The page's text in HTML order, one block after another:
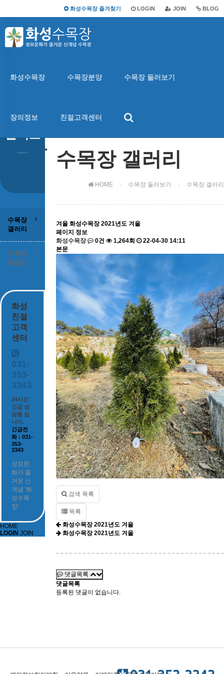
BLOG
JOIN
LOGIN
화성수목장 즐겨찾기
화성수목장 수목장분양 수목장 둘러보기
장의정보 친절고객센터
수목장 갤러리
HOME 수목장 둘러보기 수목장 갤러리
겨울 화성수목장 2021년도 겨울
페이지 정보
화성수목장
0건 1,264회
22-04-30 14:11
본문
검색 목록
목록
화성수목장 2021년도 겨울
화성수목장 2021년도 겨울
댓글목록
댓글목록
등록된 댓글이 없습니다.
수목장
둘러보기
수목장
갤러리
수목장
동영상
화성
친절
고객
센터
031-
353-
3343
24시간
긴급 상
담중 입
니다.
긴급전
화 : 031-
353-
3343
성묘문
화가 즐
거운 신
개념 '화
성수목
장'
HOME
LOGIN JOIN